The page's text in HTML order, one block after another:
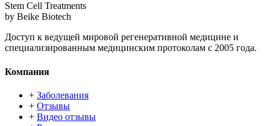
Stem Cell Treatments
by Beike Biotech
Доступ к ведущей мировой регенеративной медицине и
специализированным медицинским протоколам с 2005 года.
Компания
+ Заболевания
+ Отзывы
+ Видео отзывы